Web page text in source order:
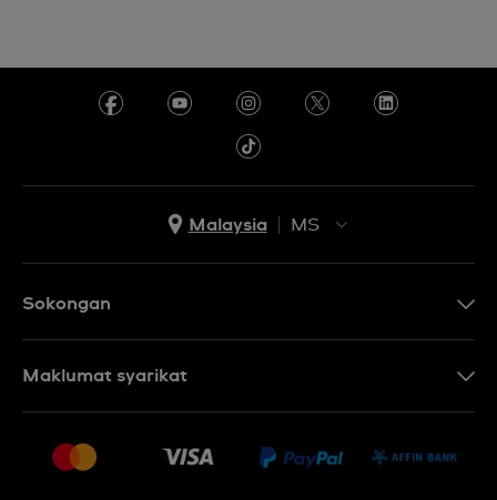
Malaysia
MS
Sokongan
Soalan Lazim
Syarat Jualan
Maklumat syarikat
Pekerjaan